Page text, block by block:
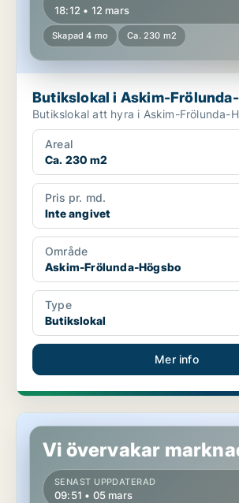
18:12 • 12 mars
Skapad 4 mo Ca. 230 m2
Butikslokal i Askim-
Butikslokal att hyra i Askim-Frölunda-
Areal
Ca. 230 m2
Pris pr. md.
Inte angivet
Område
Askim-Frölunda-Högsbo
Type
Butikslokal
Mer info
Butikslokal i Askim-Frölunda-Högsbo
Vi övervakar
SENAST UPPDATERAD
09:51 • 05 mars